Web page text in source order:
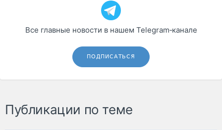
Все главные новости в нашем Telegram‑канале
ПОДПИСАТЬСЯ
Публикации по теме